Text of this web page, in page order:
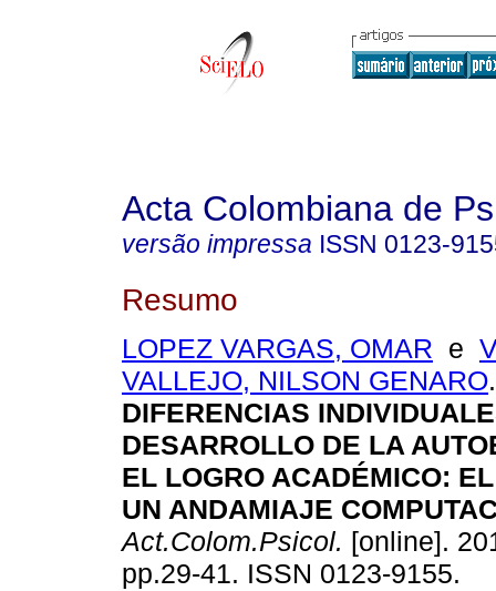
Acta Colombiana de
versão impressa ISSN 0123-
Resumo
LOPEZ VARGAS, OMAR e
VALLEJO, NILSON GENARO.
DIFERENCIAS
DESARROLLO DE LA
EL LOGRO ACADÉMICO:
UN ANDAMIAJE
Act.Colom.Psicol. [online].
pp.29-41. ISSN 0123-9155.